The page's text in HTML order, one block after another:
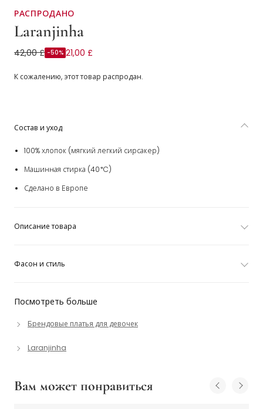
РАСПРОДАНО
Laranjinha
Платье бежево-синее из хлопка с цветочным узором для
42,00 £ -50% 21,00 £
К сожалению, этот товар распродан.
Посмотреть больше
Брендовые платья для девочек
Laranjinha
Состав и уход
100% хлопок (мягкий легкий сирсакер)
Машинная стирка (40*C)
Сделано в Европе
Описание товара
Фасон и стиль
Вам может понравиться